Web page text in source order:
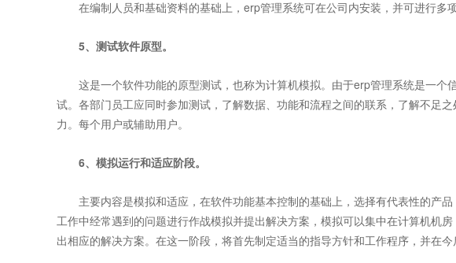
在编制人员和基础资料的基础上，erp管理系统可在公司内安装，并可进行多项
5、测试软件原型。
这是一个软件功能的原型测试，也称为计算机模拟。由于erp管理系统是一个
试。各部门员工应同时参加测试，了解数据、功能和流程之间的联系，了解不足
力。每个用户或辅助用户。
6、模拟运行和适应阶段。
主要内容是模拟和适应，在软件功能基本控制的基础上，选择有代表性的产品
工作中经常遇到的问题进行作战模拟并提出解决方案，模拟可以集中在计算机机
出相应的解决方案。在这一阶段，将首先制定适当的指导方针和工作程序，并在今